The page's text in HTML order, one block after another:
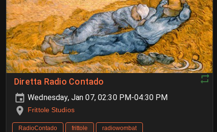
Diretta Radio Contado
Wednesday, Jan 07, 02:30 PM-04:30 PM
Frittole Studios
RadioContado frittole radiowombat